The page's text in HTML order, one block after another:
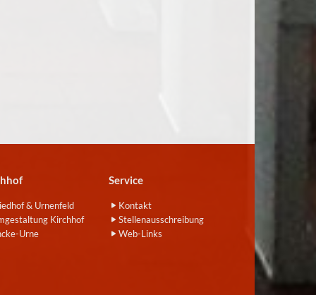
& Urnenfeld
Kirchhof
Urne
Service
Kontakt
Stellenausschreibung
Web-Links